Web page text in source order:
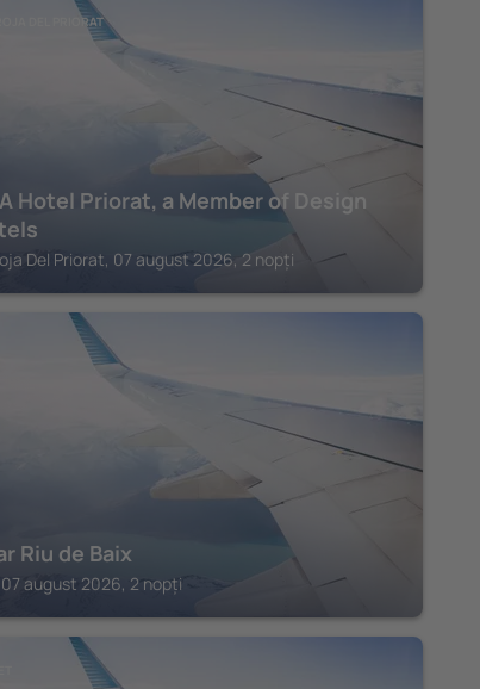
DEL PRIORAT
Hotel Priorat, a Member of Design
Del Priorat, 07 august 2026, 2 nopți
Riu de Baix
07 august 2026, 2 nopți